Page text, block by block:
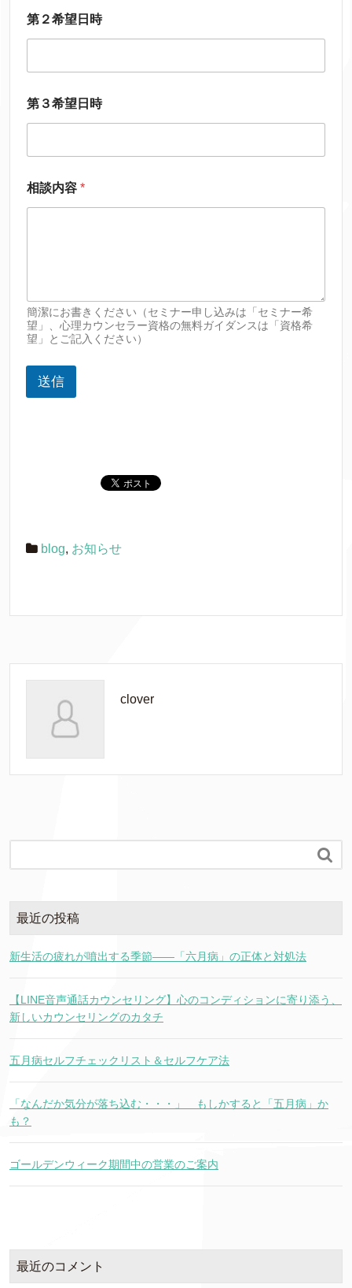
第２希望日時
第３希望日時
相談内容 *
簡潔にお書きください（セミナー申し込みは「セミナー希
望」、心理カウンセラー資格の無料ガイダンスは「資格希
望」とご記入ください）
送信
blog, お知らせ
clover

最近の投稿
新生活の疲れが噴出する季節――「六月病」の正体と対処法
【LINE音声通話カウンセリング】心のコンディションに寄り添う、
新しいカウンセリングのカタチ
五月病セルフチェックリスト＆セルフケア法
「なんだか気分が落ち込む・・・」 もしかすると「五月病」か
も？
ゴールデンウィーク期間中の営業のご案内
最近のコメント